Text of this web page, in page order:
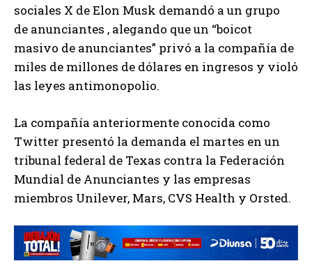
sociales X de Elon Musk demandó a un grupo
de anunciantes , alegando que un “boicot
masivo de anunciantes” privó a la compañía de
miles de millones de dólares en ingresos y violó
las leyes antimonopolio.
La compañía anteriormente conocida como
Twitter presentó la demanda el martes en un
tribunal federal de Texas contra la Federación
Mundial de Anunciantes y las empresas
miembros Unilever, Mars, CVS Health y Orsted.